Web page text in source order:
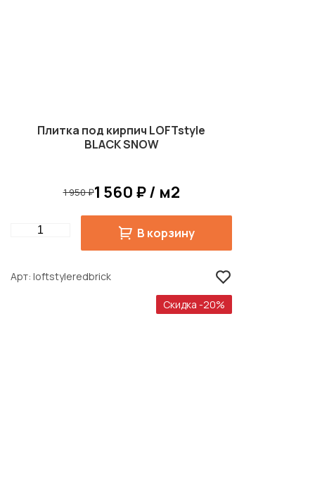
Плитка под кирпич LOFTstyle
BLACK SNOW
1 950 ₽1 560 ₽ / м2
Quantity В корзину
Арт loftstyleredbrick
Скидка -20%